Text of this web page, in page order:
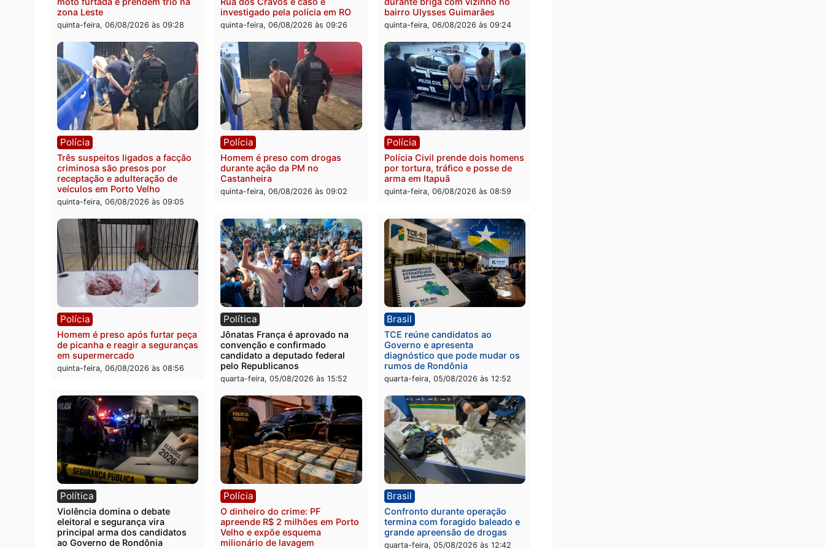
Polícia
Policiais militares recuperam
moto furtada e prendem trio na
zona Leste
quinta-feira, 06/08/2026 às 09:28
Polícia
Jovem é encontrado morto na
Rua dos Cravos e caso é
investigado pela polícia em RO
quinta-feira, 06/08/2026 às 09:26
Polícia
Homem é esfaqueado no tórax
durante briga com vizinho no
Polícia
Três suspeitos ligados a facção
criminosa são presos por
receptação e adulteração de
veículos em Porto Velho
quinta-feira, 06/08/2026 às 09:05
Polícia
Homem é preso com drogas
durante ação da PM no
Castanheira
quinta-feira, 06/08/2026 às 09:02
Polícia
Polícia Civil prende dois homens
por tortura, tráfico e posse de
quinta-feira, 06/08/2026 às 08:59
Polícia
Homem é preso após furtar peça
de picanha e reagir a seguranças
em supermercado
quinta-feira, 06/08/2026 às 08:56
Política
Jônatas França é aprovado na
convenção e confirmado
candidato a deputado federal
pelo Republicanos
quarta-feira, 05/08/2026 às 15:52
Brasil
Governo e apresenta
diagnóstico que pode mudar os
rumos de Rondônia
quarta-feira, 05/08/2026 às 12:52